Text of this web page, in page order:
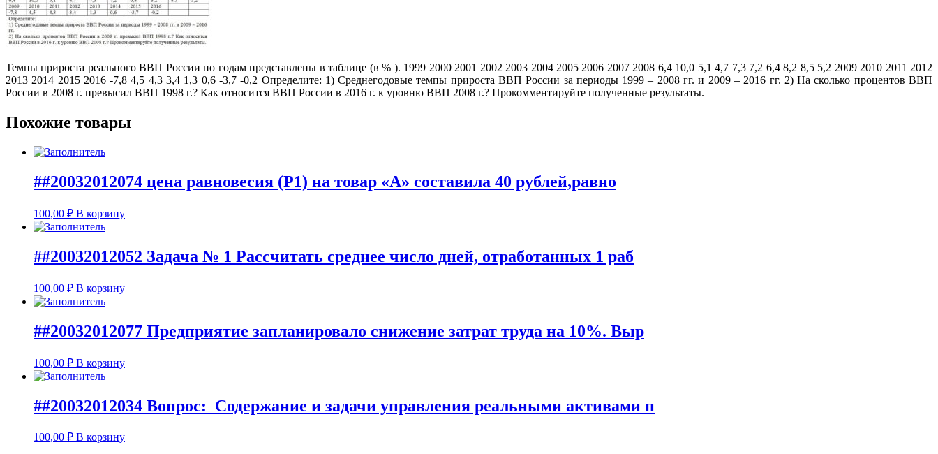
Темпы прироста реального ВВП России по годам представлены в таблице (в % ). 1999 2000 2001 2002 2003 2004 2005 2006 2007 2008 6,4 10,0 5,1 4,7 7,3 7,2 6,4 8,2 8,5 5,2 2009 2010 2011 2012
2013 2014 2015 2016 -7,8 4,5 4,3 3,4 1,3 0,6 -3,7 -0,2 Определите: 1) Среднегодовые темпы прироста ВВП России за периоды 1999 – 2008 гг. и 2009 – 2016 гг. 2) На сколько процентов ВВП
России в 2008 г. превысил ВВП 1998 г.? Как относится ВВП России в 2016 г. к уровню ВВП 2008 г.? Прокомментируйте полученные результаты.
Похожие товары
##20032012074 цена равновесия (Р1) на товар «А» составила 40 рублей,равно
100,00 ₽ В корзину
##20032012052 Задача № 1 Рассчитать среднее число дней, отработанных 1 раб
100,00 ₽ В корзину
##20032012077 Предприятие запланировало снижение затрат труда на 10%. Выр
100,00 ₽ В корзину
##20032012034 Вопрос: Содержание и задачи управления реальными активами п
100,00 ₽ В корзину